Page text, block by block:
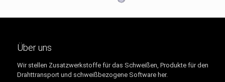
Über uns
Wir stellen Zusatzwerkstoffe für das Schweißen, Produkte für den
Drahttransport und schweißbezogene Software her.